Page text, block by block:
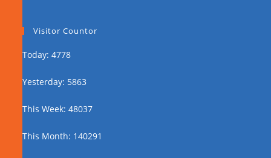
Visitor Countor
Today: 4778
Yesterday: 5863
This Week: 48037
This Month: 140291